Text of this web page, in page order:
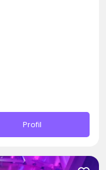
Profil